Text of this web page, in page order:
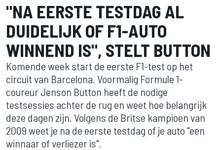
"NA EERSTE TESTDAG AL
DUIDELIJK OF F1-AUTO
WINNEND IS", STELT BUTTON
Komende week start de eerste F1-test op het
circuit van Barcelona. Voormalig Formule 1-
coureur Jenson Button heeft de nodige
testsessies achter de rug en weet hoe belangrijk
deze dagen zijn. Volgens de Britse kampioen van
2009 weet je na de eerste testdag of je auto "een
winnaar of verliezer is".